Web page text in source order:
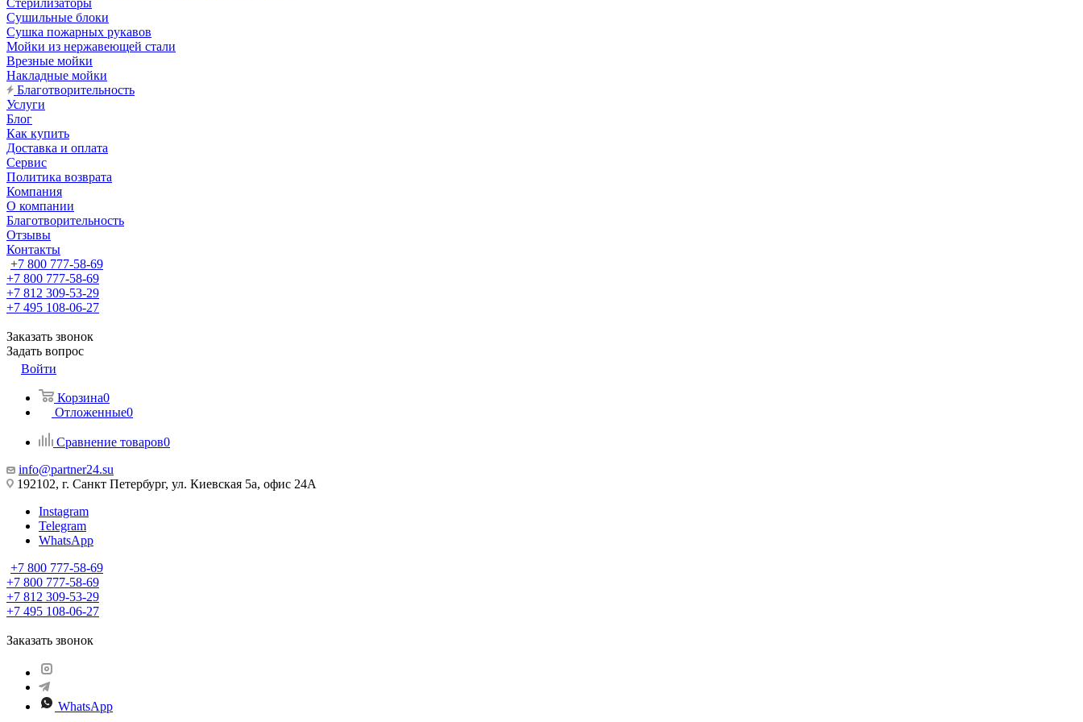
Стерилизаторы
Сушильные блоки
Сушка пожарных рукавов
Мойки из нержавеющей стали
Врезные мойки
Накладные мойки
Благотворительность
Услуги
Блог
Как купить
Доставка и оплата
Сервис
Политика возврата
Компания
О компании
Благотворительность
Отзывы
Контакты
+7 800 777-58-69
+7 800 777-58-69
+7 812 309-53-29
+7 495 108-06-27
Заказать звонок
Задать вопрос
Войти
Корзина0
Отложенные0
Сравнение товаров0
info@partner24.su
192102, г. Санкт Петербург, ул. Киевская 5а, офис 24А
Instagram
Telegram
WhatsApp
+7 800 777-58-69
+7 800 777-58-69
+7 812 309-53-29
+7 495 108-06-27
Заказать звонок
WhatsApp